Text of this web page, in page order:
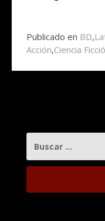
Publicado en BD,
Acción,Ciencia